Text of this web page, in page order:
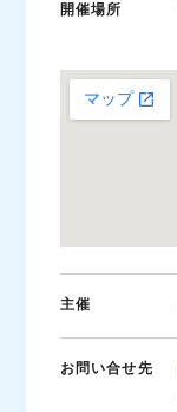
開催場所
主催
お問い合せ先